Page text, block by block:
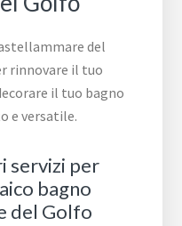
del
rinnovare il tuo
il tuo bagno
e versatile.
servizi per
bagno
del Golfo